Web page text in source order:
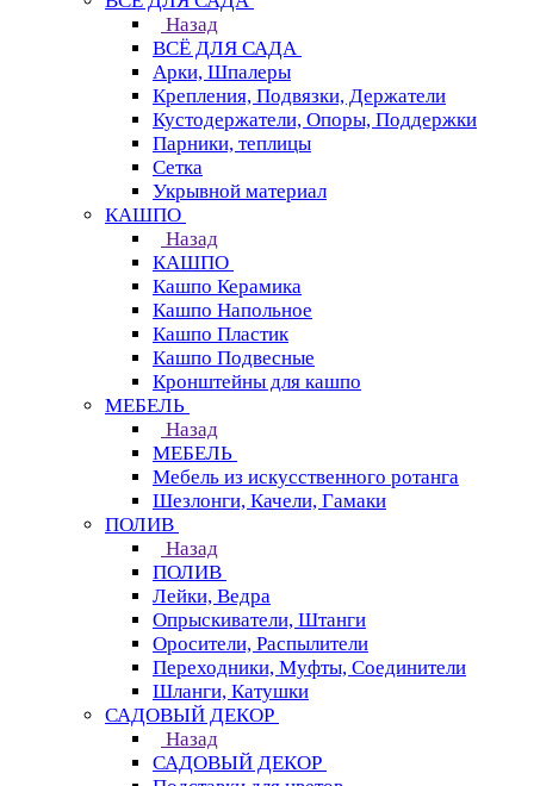
Назад
ВСЁ ДЛЯ САДА
Арки, Шпалеры
Крепления, Подвязки, Держатели
Кустодержатели, Опоры, Поддержки
Парники, теплицы
Сетка
Укрывной материал
КАШПО
Назад
КАШПО
Кашпо Керамика
Кашпо Напольное
Кашпо Пластик
Кашпо Подвесные
Кронштейны для кашпо
МЕБЕЛЬ
Назад
МЕБЕЛЬ
Мебель из искусственного ротанга
Шезлонги, Качели, Гамаки
ПОЛИВ
Назад
ПОЛИВ
Лейки, Ведра
Опрыскиватели, Штанги
Оросители, Распылители
Переходники, Муфты, Соединители
Шланги, Катушки
САДОВЫЙ ДЕКОР
Назад
САДОВЫЙ ДЕКОР